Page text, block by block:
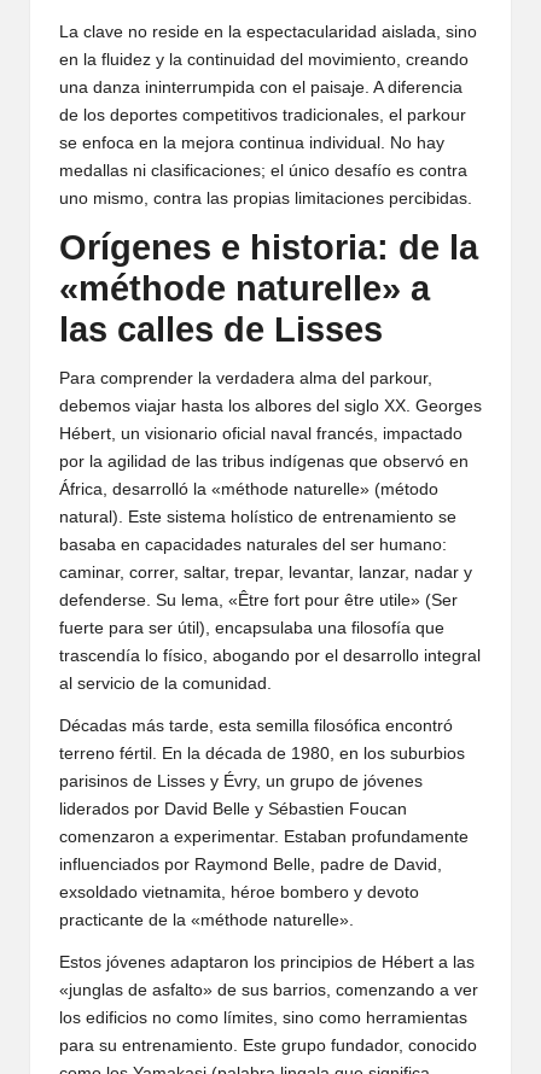
La clave no reside en la espectacularidad aislada, sino
en la fluidez y la continuidad del movimiento, creando
una danza ininterrumpida con el paisaje. A diferencia
de los deportes competitivos tradicionales, el parkour
se enfoca en la mejora continua individual. No hay
medallas ni clasificaciones; el único desafío es contra
uno mismo, contra las propias limitaciones percibidas.
Orígenes e historia: de la
«méthode naturelle» a
las calles de Lisses
Para comprender la verdadera alma del parkour,
debemos viajar hasta los albores del siglo XX. Georges
Hébert, un visionario oficial naval francés, impactado
por la agilidad de las tribus indígenas que observó en
África, desarrolló la «méthode naturelle» (método
natural). Este sistema holístico de entrenamiento se
basaba en capacidades naturales del ser humano:
caminar, correr, saltar, trepar, levantar, lanzar, nadar y
defenderse. Su lema, «Être fort pour être utile» (Ser
fuerte para ser útil), encapsulaba una filosofía que
trascendía lo físico, abogando por el desarrollo integral
al servicio de la comunidad.
Décadas más tarde, esta semilla filosófica encontró
terreno fértil. En la década de 1980, en los suburbios
parisinos de Lisses y Évry, un grupo de jóvenes
liderados por David Belle y Sébastien Foucan
comenzaron a experimentar. Estaban profundamente
influenciados por Raymond Belle, padre de David,
exsoldado vietnamita, héroe bombero y devoto
practicante de la «méthode naturelle».
Estos jóvenes adaptaron los principios de Hébert a las
«junglas de asfalto» de sus barrios, comenzando a ver
los edificios no como límites, sino como herramientas
para su entrenamiento. Este grupo fundador, conocido